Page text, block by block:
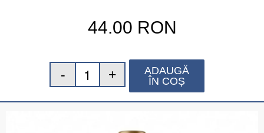
44.00 RON
ADAUGĂ
ÎN COȘ